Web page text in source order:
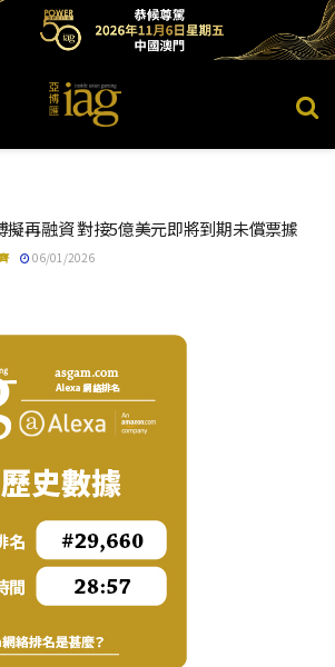
擬再融資 對接5億美元即將到期未償票據
06/01/2026